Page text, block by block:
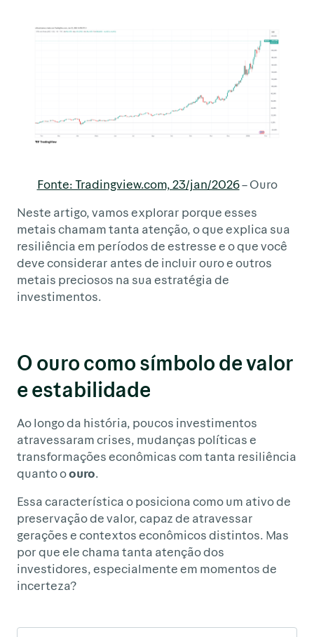
Fonte: Tradingview.com, 23/jan/2026– Ouro
Neste artigo, vamos explorar porque esses
metais chamam tanta atenção, o que explica sua
resiliência em períodos de estresse e o que você
deve considerar antes de incluir ouro e outros
metais preciosos na sua estratégia de
investimentos.
O ouro como símbolo de valor
e estabilidade
Ao longo da história, poucos investimentos
atravessaram crises, mudanças políticas e
transformações econômicas com tanta resiliência
quanto oouro.
Essa característica o posiciona como um ativo de
preservação de valor, capaz de atravessar
gerações e contextos econômicos distintos. Mas
por que ele chama tanta atenção dos
investidores, especialmente em momentos de
incerteza?